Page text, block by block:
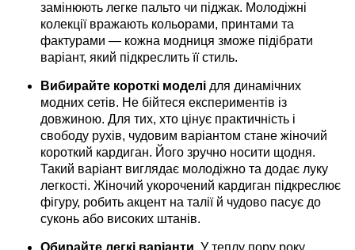
замінюють легке пальто чи піджак. Молодіжні
колекції вражають кольорами, принтами та
фактурами — кожна модниця зможе підібрати
варіант, який підкреслить її стиль.
Вибирайте короткі моделі для динамічних
модних сетів. Не бійтеся експериментів із
довжиною. Для тих, хто цінує практичність і
свободу рухів, чудовим варіантом стане жіночий
короткий кардиган. Його зручно носити щодня.
Такий варіант виглядає молодіжно та додає луку
легкості. Жіночий укорочений кардиган підкреслює
фігуру, робить акцент на талії й чудово пасує до
суконь або високих штанів.
Обирайте легкі варіанти. У теплу пору року